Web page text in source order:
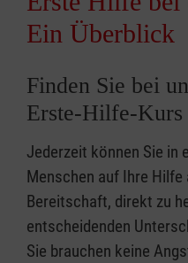
Ein Überblick
Finden Sie bei
Erste-Hilfe-Kurs
Jederzeit können Sie in
Menschen auf Ihre
Bereitschaft, direkt zu
entscheidenden
Sie brauchen keine